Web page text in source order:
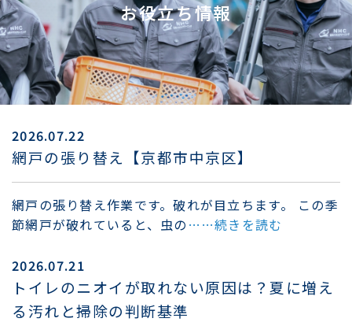
お役立ち情報
2026.07.22
網戸の張り替え【京都市中京区】
網戸の張り替え作業です。破れが目立ちます。 この季
節網戸が破れていると、虫の ……続きを読む
2026.07.21
トイレのニオイが取れない原因は？夏に増え
る汚れと掃除の判断基準